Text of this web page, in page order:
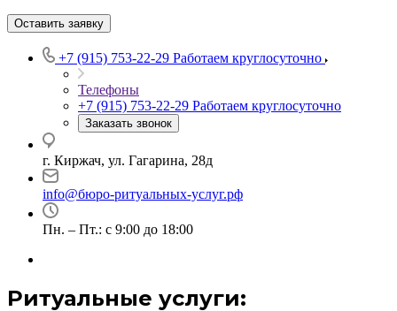
Оставить заявку
+7 (915) 753-22-29 Работаем круглосуточно
Телефоны
+7 (915) 753-22-29 Работаем круглосуточно
Заказать звонок
г. Киржач, ул. Гагарина, 28д
info@бюро-ритуальных-услуг.рф
Пн. – Пт.: с 9:00 до 18:00
Ритуальные услуги: